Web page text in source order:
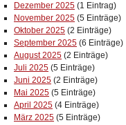
Dezember 2025 (1 Eintrag)
November 2025 (5 Einträge)
Oktober 2025 (2 Einträge)
September 2025 (6 Einträge)
August 2025 (2 Einträge)
Juli 2025 (5 Einträge)
Juni 2025 (2 Einträge)
Mai 2025 (5 Einträge)
April 2025 (4 Einträge)
März 2025 (5 Einträge)